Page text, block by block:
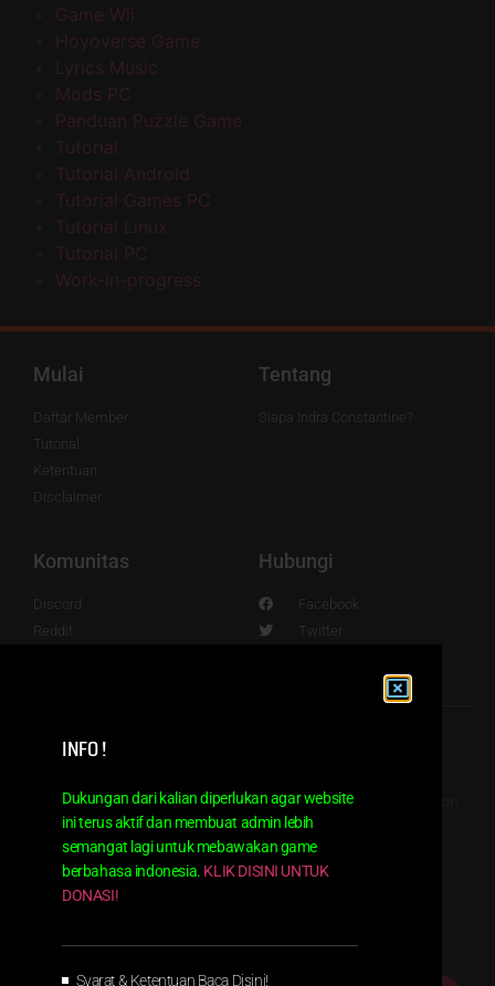
Game Wii
Hoyoverse Game
Lyrics Music
Mods PC
Panduan Puzzle Game
Tutorial
Tutorial Android
Tutorial Games PC
Tutorial Linux
Tutorial PC
Work-in-progress
Mulai
Daftar Member
Tutorial
Ketentuan
Disclaimer
Tentang
Siapa Indra Constantine?
Komunitas
Discord
Reddit
Hubungi
Facebook
Twitter
© 2016 - 2024. Powered by Indra Sundanese Fans Translation
Supreme
INFO !
Dukungan dari kalian diperlukan agar website
ini terus aktif dan membuat admin lebih
semangat lagi untuk mebawakan game
berbahasa indonesia. KLIK DISINI UNTUK
DONASI!
Syarat & Ketentuan Baca Disini!